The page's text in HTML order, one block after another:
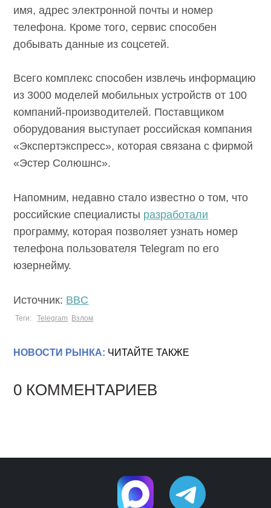
имя, адрес электронной почты и номер
телефона. Кроме того, сервис способен
добывать данные из соцсетей.
Всего комплекс способен извлечь информацию
из 3000 моделей мобильных устройств от 100
компаний-производителей. Поставщиком
оборудования выступает российская компания
«Экспертэкспресс», которая связана с фирмой
«Эстер Солюшнс».
Напомним, недавно стало известно о том, что
российские специалисты разработали
программу, которая позволяет узнать номер
телефона пользователя Telegram по его
юзернейму.
Источник: BBC
Теги: Telegram Взлом
НОВОСТИ РЫНКА: ЧИТАЙТЕ ТАКЖЕ
0 КОММЕНТАРИЕВ